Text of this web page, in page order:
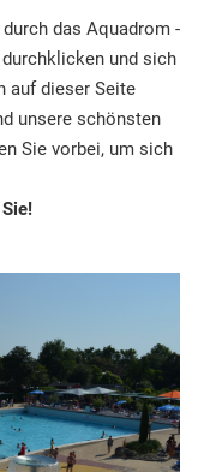
durch das Aquadrom -
und sich
auf dieser Seite
unsere schönsten
Sie vorbei, um sich